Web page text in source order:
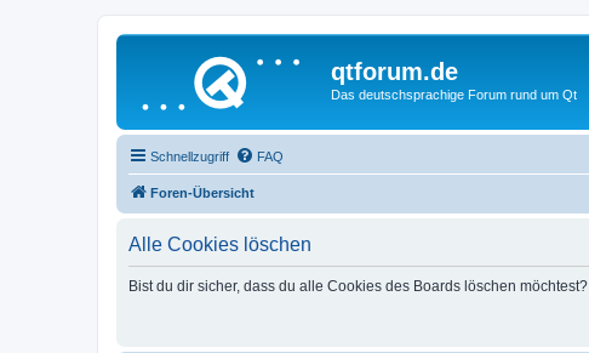
qtforum.de
Das deutschsprachige Forum rund um Qt
Schnellzugriff FAQ
Foren-Übersicht
Alle Cookies löschen
Bist du dir sicher, dass du alle Cookies des Boards löschen möchtest?